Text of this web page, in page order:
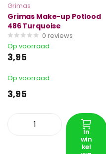
Grimas
Grimas Make-up Potlood
486 Turquoise
0 reviews
Op voorraad
3,95
Op voorraad
3,95
In
win
kel